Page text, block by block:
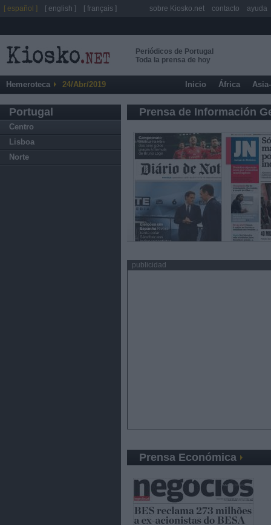
Periódicos de Portugal
Toda la prensa de hoy
Hemeroteca 24/Abr/2019 Inicio África
Portugal
Centro
Lisboa
Norte
Prensa de Información
publicidad
Prensa Económica
[ español ] [ english ] [ français ] sobre Kiosko.net contacto ayuda